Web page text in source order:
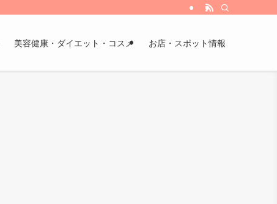
美容健康・ダイエット・コスメ お店・スポット情報